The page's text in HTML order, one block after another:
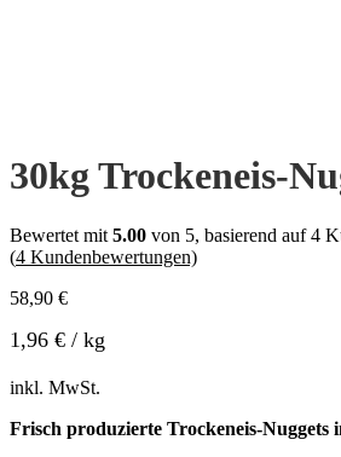
30kg Trockeneis-
Bewertet mit 5.00 von 5, basierend auf4
(4 Kundenbewertungen)
58,90 €
1,96 € / kg
inkl. MwSt.
Frisch produzierte Trockeneis-